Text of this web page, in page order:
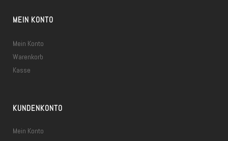
MEIN KONTO
Mein Konto
Warenkorb
Kasse
KUNDENKONTO
Mein Konto